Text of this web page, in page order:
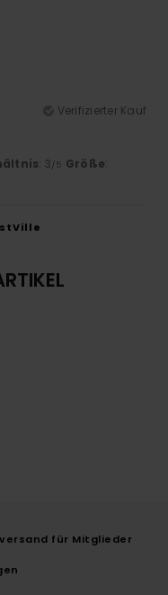
Verifizierter Kauf
: 3/5 Größe:
für Mitglieder